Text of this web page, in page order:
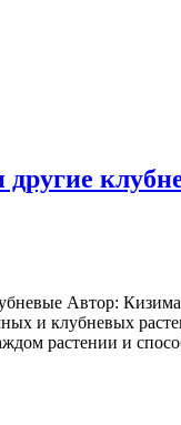
другие
Автор:
и клубневых
растении и